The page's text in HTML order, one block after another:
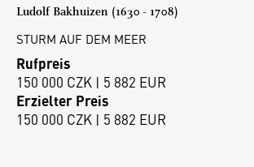
Ludolf Bakhuizen (1630 - 1708)
STURM AUF DEM MEER
Rufpreis
150 000 CZK | 5 882 EUR
Erzielter Preis
150 000 CZK | 5 882 EUR